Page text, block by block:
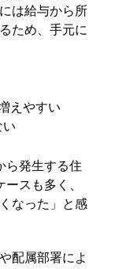
は給与から所
ため、手元に
えやすい
い
ら発生する住
スも多く、
なった」と感
配属部署によ